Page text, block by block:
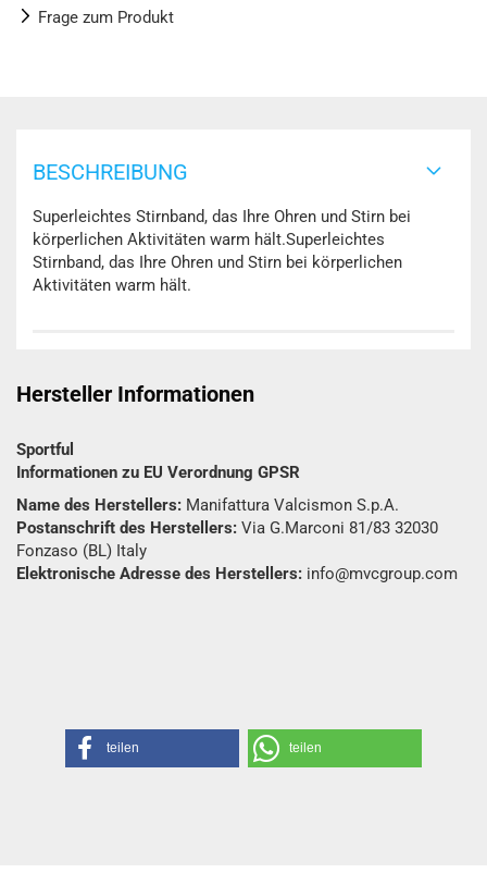
Frage zum Produkt
BESCHREIBUNG
Superleichtes Stirnband, das Ihre Ohren und Stirn bei
körperlichen Aktivitäten warm hält.Superleichtes
Stirnband, das Ihre Ohren und Stirn bei körperlichen
Aktivitäten warm hält.
Hersteller Informationen
Sportful
Informationen zu EU Verordnung GPSR
Name des Herstellers: Manifattura Valcismon S.p.A.
Postanschrift des Herstellers: Via G.Marconi 81/83 32030
Fonzaso (BL) Italy
Elektronische Adresse des Herstellers: info@mvcgroup.com
teilen teilen